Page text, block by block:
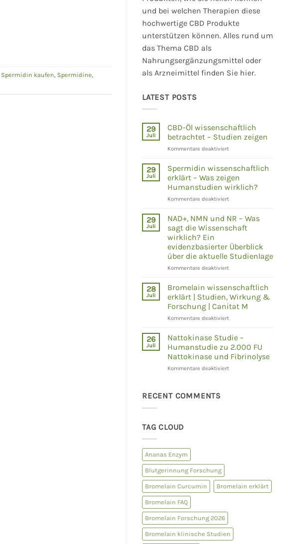
Spermidin kaufen, Spermidine,
und bei welchen Therapien diese
hochwertige CBD Produkte
unterstützen können. Alles rund um
das Thema CBD als
Nahrungsergänzungsmittel oder
als Arzneimittel finden Sie hier.
LATEST POSTS
29
Juli
CBD-Öl wissenschaftlich
betrachtet – Studien zeigen
Kommentare deaktiviertfür
betrachtet
–
Studien
29
Juli
Spermidin wissenschaftlich
erklärt – Was zeigen
Humanstudien wirklich?
Kommentare deaktiviertfür
wissenschaftlich
erklärt
–
zeigen
Humanstudien
wirklich?
29
Juli
NAD+, NMN und NR – Was
sagt die Wissenschaft
wirklich? Ein
evidenzbasierter Überblick
über die aktuelle Studienlage
Kommentare deaktiviertfür
und
NR
–
Was
die
Wissenschaft
wirklich?
Ein
evidenzbasierter
28
Juli
Bromelain wissenschaftlich
erklärt | Studien, Wirkung &
Forschung | Canitat M
Kommentare deaktiviertfür
wissenschaftlich
erklärt
Studien,
Wirkung
26
Juli
Nattokinase Studie –
Humanstudie zu 2.000 FU
Nattokinase und Fibrinolyse
Kommentare deaktiviertfür
RECENT COMMENTS
TAG CLOUD
Ananas Enzym
Blutgerinnung Forschung
Bromelain Curcumin Bromelain erklärt
Bromelain FAQ
Bromelain Forschung 2026
Bromelain klinische Studien